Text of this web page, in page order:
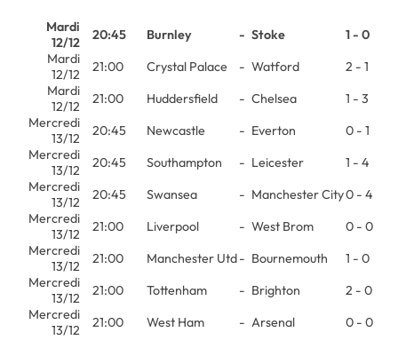
Mardi
12/12
20:45 Burnley - Stoke
1 - 0
Mardi
12/12
21:00 Crystal Palace - Watford
2 - 1
Mardi
12/12
21:00 Huddersfield - Chelsea
1 - 3
Mercredi
13/12
20:45 Newcastle - Everton
0 - 1
Mercredi
13/12
20:45 Southampton - Leicester
1 - 4
Mercredi
13/12
20:45 Swansea - Manchester City0 - 4
Mercredi
13/12
21:00 Liverpool - West Brom
0 - 0
Mercredi
13/12
21:00 Manchester Utd- Bournemouth
1 - 0
Mercredi
13/12
21:00 Tottenham - Brighton
2 - 0
Mercredi
13/12
21:00 West Ham - Arsenal 0 - 0